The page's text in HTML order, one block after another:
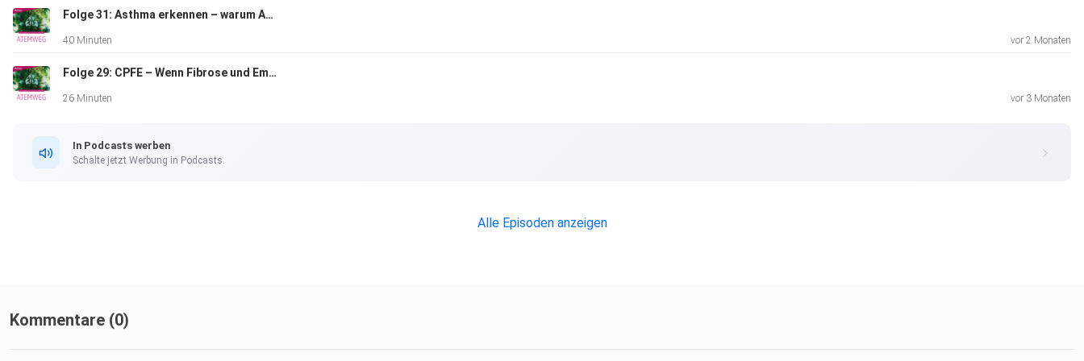
Folge 31: Asthma erkennen – warum Awareness der erste Therapieschritt ist
40 Minuten vor 2 Monaten
Folge 29: CPFE – Wenn Fibrose und Emphysem gemeinsam die Lunge herausfordern
26 Minuten vor 3 Monaten
In Podcasts werben
Schalte jetzt Werbung in Podcasts.
Alle Episoden anzeigen
Kommentare (0)